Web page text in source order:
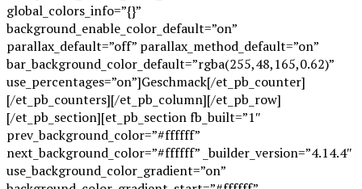
global_colors_info=”{}”
background_enable_color_default=”on”
parallax_default=”off” parallax_method_default=”on”
bar_background_color_default=”rgba(255,48,165,0.62)”
use_percentages=”on”]Geschmack[/et_pb_counter]
[/et_pb_counters][/et_pb_column][/et_pb_row]
[/et_pb_section][et_pb_section fb_built=”1″
prev_background_color=”#ffffff”
next_background_color=”#ffffff” _builder_version=”4.14.4″
use_background_color_gradient=”on”